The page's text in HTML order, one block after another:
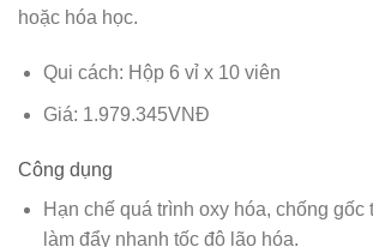
hoặc hóa học.
Qui cách: Hộp 6 vỉ x 10 viên
Giá: 1.979.345VNĐ
Công dụng
Hạn chế quá trình oxy hóa, chống gốc
làm đẩy nhanh tốc độ lão hóa.